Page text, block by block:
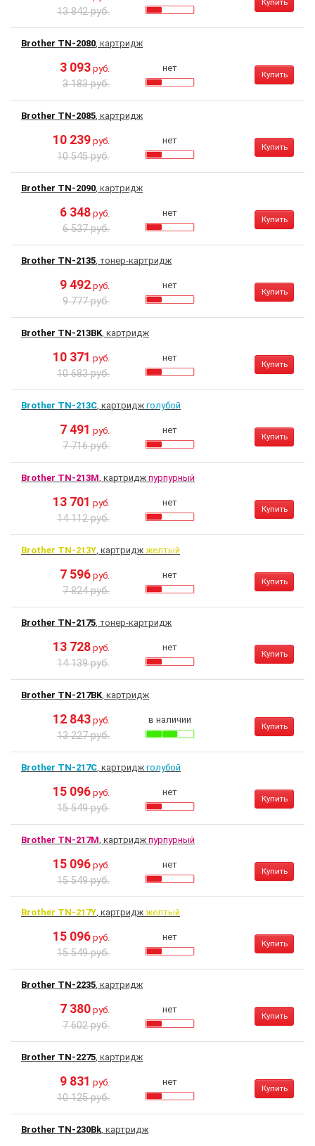
13 842 руб.
Купить
Brother TN-2080, картридж
3 093 руб.
3 183 руб.
нет
Купить
Brother TN-2085, картридж
10 239 руб.
10 545 руб.
нет
Купить
Brother TN-2090, картридж
6 348 руб.
6 537 руб.
нет
Купить
Brother TN-2135, тонер-картридж
9 492 руб.
9 777 руб.
нет
Купить
Brother TN-213BK, картридж
10 371 руб.
10 683 руб.
нет
Купить
Brother TN-213C, картридж голубой
7 491 руб.
7 716 руб.
нет
Купить
Brother TN-213M, картридж пурпурный
13 701 руб.
14 112 руб.
нет
Купить
Brother TN-213Y, картридж желтый
7 596 руб.
7 824 руб.
нет
Купить
Brother TN-2175, тонер-картридж
13 728 руб.
14 139 руб.
нет
Купить
Brother TN-217BK, картридж
12 843 руб.
13 227 руб.
в наличии
Купить
Brother TN-217C, картридж голубой
15 096 руб.
15 549 руб.
нет
Купить
Brother TN-217M, картридж пурпурный
15 096 руб.
15 549 руб.
нет
Купить
Brother TN-217Y, картридж желтый
15 096 руб.
15 549 руб.
нет
Купить
Brother TN-2235, картридж
7 380 руб.
7 602 руб.
нет
Купить
Brother TN-2275, картридж
9 831 руб.
10 125 руб.
нет
Купить
Brother TN-230Bk, картридж